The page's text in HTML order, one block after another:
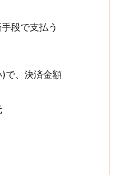
段で支払う
で、決済金額